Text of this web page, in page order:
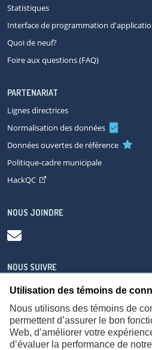
Utilisation des témoins de
Nous utilisons des témoins de
permettent d’assurer le bon
Web, d’améliorer votre
d’évaluer la performance de
Statistiques
Interface de programmation
Quoi de neuf?
Foire aux questions (FAQ)
PARTENARIAT
Lignes directrices
Normalisation des données
Données ouvertes de référence
Politique-cadre municipale
HackQC
NOUS JOINDRE
NOUS SUIVRE
À propos Accessibilité Plan du